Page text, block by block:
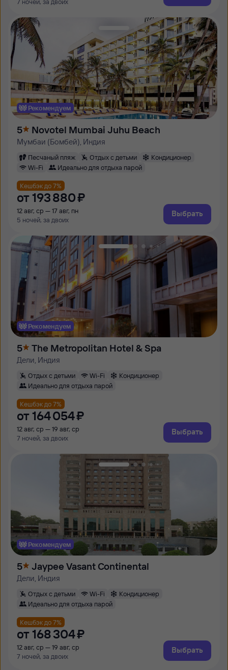
Рекомендуем
5 Novotel Mumbai Juhu Beach
Мумбаи (Бомбей), Индия
Песчаный пляж Отдых с детьми
Кондиционер
Wi-Fi
Идеально для отдыха парой
Кешбэк до 7%
от 193 ⁠880 ⁠₽
12 авг, ср — 17 авг, пн
5 ночей, за двоих
Выбрать
Рекомендуем
5 The Metropolitan Hotel & Spa
Дели, Индия
Отдых с детьми Wi-Fi
Кондиционер
Идеально для отдыха парой
Кешбэк до 7%
от 164 ⁠054 ⁠₽
12 авг, ср — 19 авг, ср
7 ночей, за двоих
Выбрать
Рекомендуем
5 Jaypee Vasant Continental
Дели, Индия
Отдых с детьми Wi-Fi
Кондиционер
Идеально для отдыха парой
Кешбэк до 7%
от 168 ⁠304 ⁠₽
12 авг, ср — 19 авг, ср
7 ночей, за двоих
Выбрать